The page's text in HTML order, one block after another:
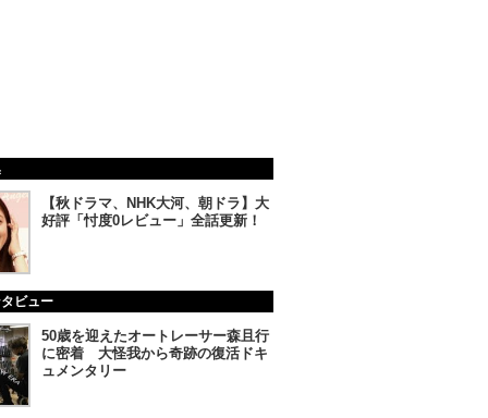
【秋ドラマ、NHK大河、朝ドラ】大
好評「忖度0レビュー」全話更新！
ビュー
50歳を迎えたオートレーサー森且行
に密着 大怪我から奇跡の復活ドキ
ュメンタリー